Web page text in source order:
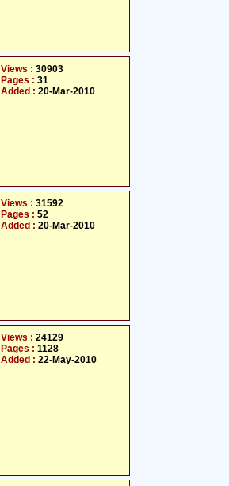
Views : 30903
Pages : 31
Added : 20-Mar-2010
Views : 31592
Pages : 52
Added : 20-Mar-2010
Views : 24129
Pages : 1128
Added : 22-May-2010